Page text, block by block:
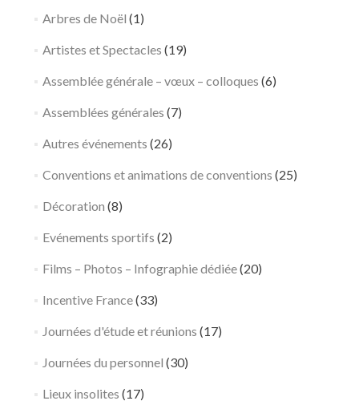
Arbres de Noël (1)
Artistes et Spectacles (19)
Assemblée générale – vœux – colloques (6)
Assemblées générales (7)
Autres événements (26)
Conventions et animations de conventions (25)
Décoration (8)
Evénements sportifs (2)
Films – Photos – Infographie dédiée(20)
Incentive France(33)
Journées d'étude et réunions (17)
Journées du personnel (30)
Lieux insolites (17)